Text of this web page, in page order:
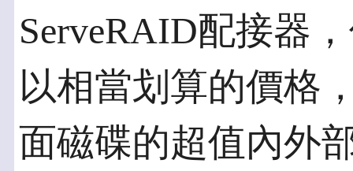
ServeRAID配接器
以相當划算的價格
面磁碟的超值內外